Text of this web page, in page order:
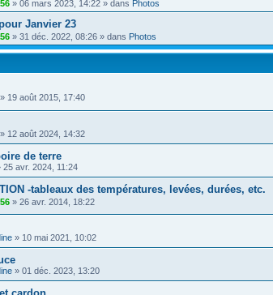
» 06 mars 2023, 14:22 » dans Photos
Janvier 23
» 31 déc. 2022, 08:26 » dans Photos
» 19 août 2015, 17:40
» 12 août 2024, 14:32
de terre
25 avr. 2024, 11:24
-tableaux des températures, levées, durées, etc.
» 26 avr. 2014, 18:22
» 10 mai 2021, 10:02
» 01 déc. 2023, 13:20